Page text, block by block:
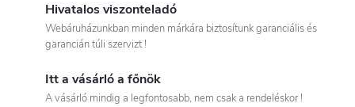
Hivatalos viszonteladó
Webáruházunkban minden márkára biztosítunk garanciális és
garancián túli szervizt !
Itt a vásárló a főnök
A vásárló mindig a legfontosabb, nem csak a rendeléskor !